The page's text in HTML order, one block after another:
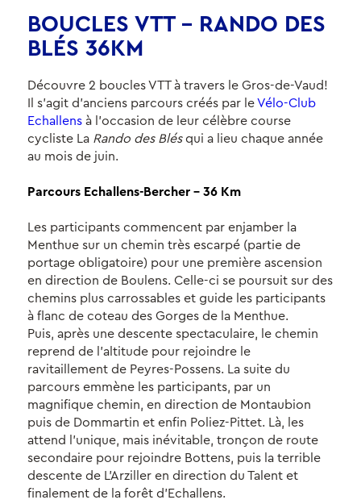
BOUCLES VTT – RANDO DES
BLÉS 36KM
Découvre 2 boucles VTT à travers le Gros-de-Vaud!
Il s'agit d'anciens parcours créés par leVélo-Club
Echallensà l'occasion de leur célèbre course
cycliste La Rando des Blésqui a lieu chaque année
au mois de juin.
Parcours Echallens-Bercher - 36 Km
Les participants commencent par enjamber la
Menthue sur un chemin très escarpé (partie de
portage obligatoire) pour une première ascension
en direction de Boulens. Celle-ci se poursuit sur des
chemins plus carrossables et guide les participants
à flanc de coteau des Gorges de la Menthue.
Puis, après une descente spectaculaire, le chemin
reprend de l’altitude pour rejoindre le
ravitaillement de Peyres-Possens. La suite du
parcours emmène les participants, par un
magnifique chemin, en direction de Montaubion
puis de Dommartin et enfin Poliez-Pittet. Là, les
attend l’unique, mais inévitable, tronçon de route
secondaire pour rejoindre Bottens, puis la terrible
descente de L’Arziller en direction du Talent et
finalement de la forêt d’Echallens.